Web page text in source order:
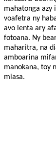
mahatonga
voafetra ny
avo lenta ary
fotoana. Ny
maharitra, na
amboarina
manokana, toy
miasa.